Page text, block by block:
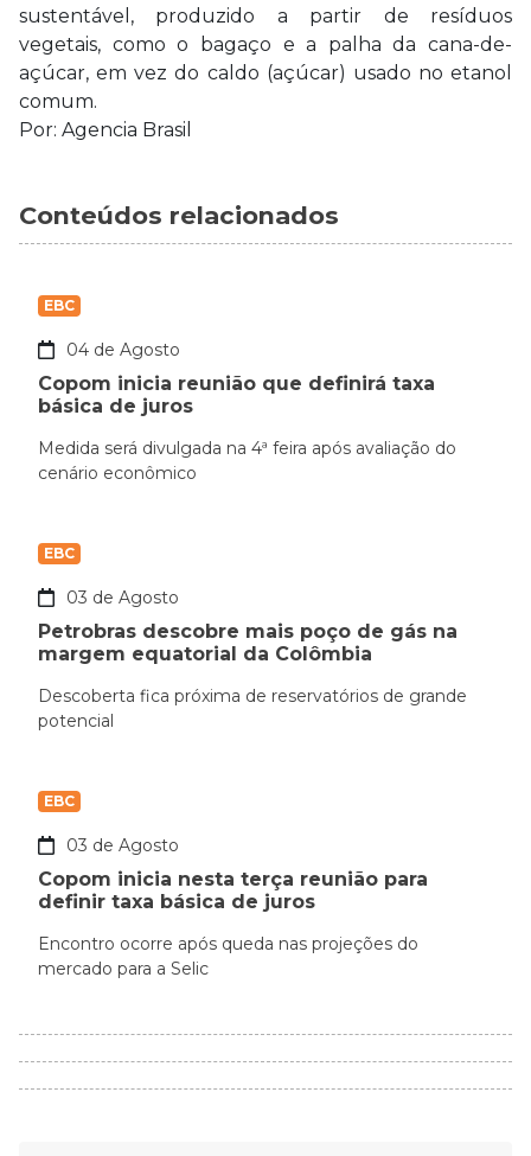
sustentável, produzido a partir de resíduos
vegetais, como o bagaço e a palha da cana-de-
açúcar, em vez do caldo (açúcar) usado no etanol
comum.
Por: Agencia Brasil
Conteúdos relacionados
EBC
04 de Agosto
Copom inicia reunião que definirá taxa
básica de juros
Medida será divulgada na 4ª feira após avaliação do
cenário econômico
EBC
03 de Agosto
Petrobras descobre mais poço de gás na
margem equatorial da Colômbia
Descoberta fica próxima de reservatórios de grande
potencial
EBC
03 de Agosto
Copom inicia nesta terça reunião para
definir taxa básica de juros
Encontro ocorre após queda nas projeções do
mercado para a Selic